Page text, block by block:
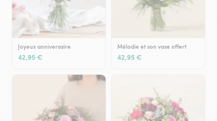
Joyeux anniversaire
42,95 €
Mélodie et son vase offert
42,95 €